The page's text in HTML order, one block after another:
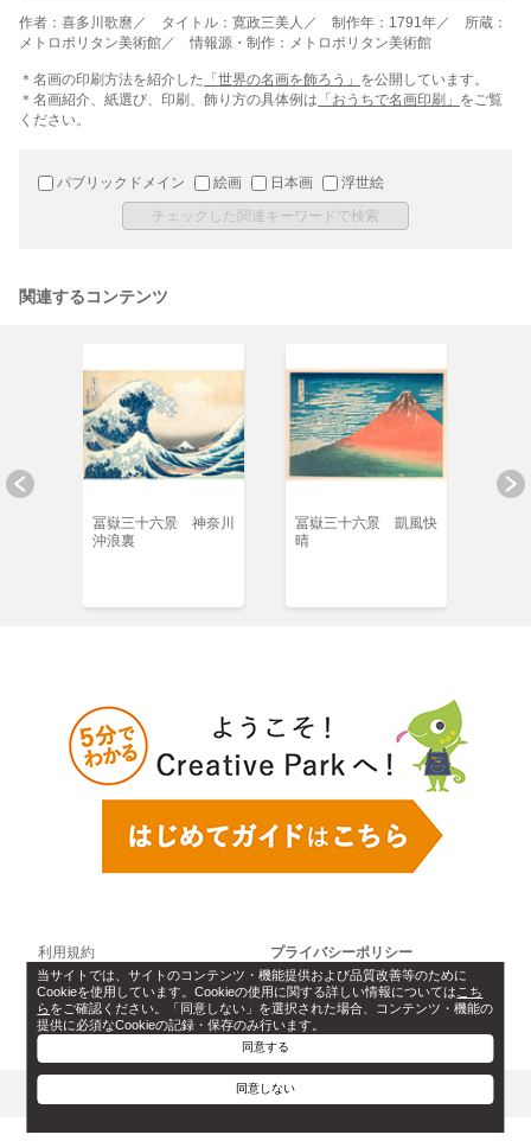
当サイトでは、サイトのコンテンツ・機能提供および品質改善等のために
Cookieを使用しています。Cookieの使用に関する詳しい情報については こち
らをご確認ください。「同意しない」を選択された場合、コンテンツ・機能の
提供に必須なCookieの記録・保存のみ行います。
同意する
同意しない
作者：喜多川歌麿／ タイトル：寛政三美人／ 制作年：1791年／ 所蔵：
メトロポリタン美術館／ 情報源・制作：メトロポリタン美術館
＊名画の印刷方法を紹介した 「世界の名画を飾ろう」 を公開しています。
＊名画紹介、紙選び、印刷、飾り方の具体例は 「おうちで名画印刷」 をご覧
ください。
パブリックドメイン 絵画 日本画 浮世絵
関連するコンテンツ
冨嶽三十六景 神奈川
沖浪裏
冨嶽三十六景 凱風快
晴
利用規約 プライバシーポリシー
Cookie設定 ソフトウェアライセンス情報
お問い合わせ
このページのトップへ